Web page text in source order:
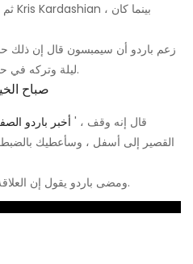
زعم باردو أن سيمبسون قال إن ذلك
ليلة وتركه في حوض الاستحمام الساخن مع كريس.
صباح
“O.J. قال إنه وقف ، ' أخبر باردو
القصير إلى أسفل ، وسأعطيك بالضبط
ومضى باردو يقول إن العلاقة المزعومة هي التي أنهت زيجاتهم.